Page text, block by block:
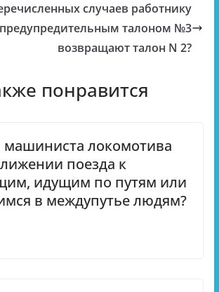
случаев работнику
талоном №3
возвращают талон N 2?
понравится
машиниста локомотива
поезда к
идущим по путям или
в междупутье людям?